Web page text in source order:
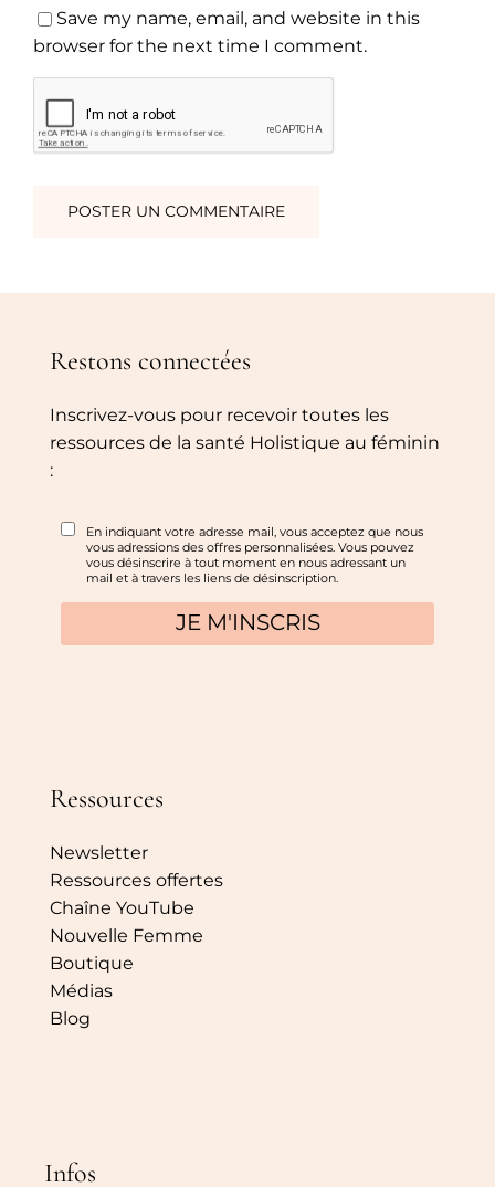
Save my name, email, and website in this
browser for the next time I comment.
Restons connectées
Inscrivez-vous pour recevoir toutes les
ressources de la santé Holistique au féminin
:
Ressources
Newsletter
Ressources offertes
Chaîne YouTube
Nouvelle Femme
Boutique
Médias
Blog
Infos